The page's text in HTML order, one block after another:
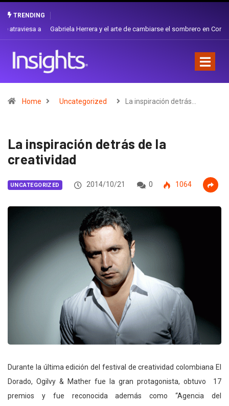
TRENDING
Gabriela Herrera y el arte de cambiarse el sombrero en Corporación
Home Uncategorized La inspiración detrás…
La inspiración detrás de la
creatividad
UNCATEGORIZED 2014/10/21 0 1064
Durante la última edición del festival de creatividad colombiana El
Dorado, Ogilvy & Mather fue la gran protagonista, obtuvo 17
premios y fue reconocida además como “Agencia del